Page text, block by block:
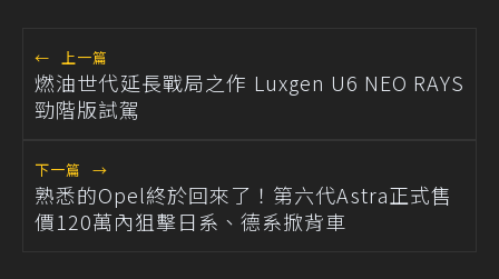
← 上一篇
燃油世代延長戰局之作 Luxgen U6 NEO RAYS
勁階版試駕
下一篇 →
熟悉的Opel終於回來了！第六代Astra正式售
價120萬內狙擊日系、德系掀背車